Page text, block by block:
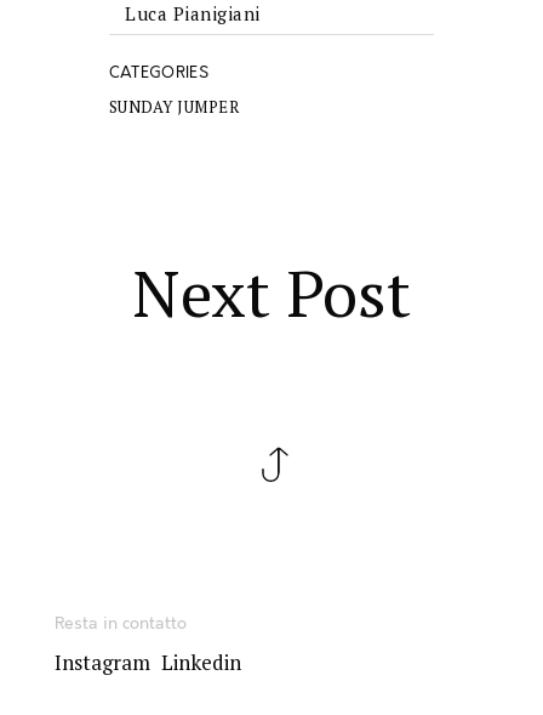
Luca Pianigiani
CATEGORIES
SUNDAY JUMPER
Next Post
Resta in contatto
Instagram Linkedin